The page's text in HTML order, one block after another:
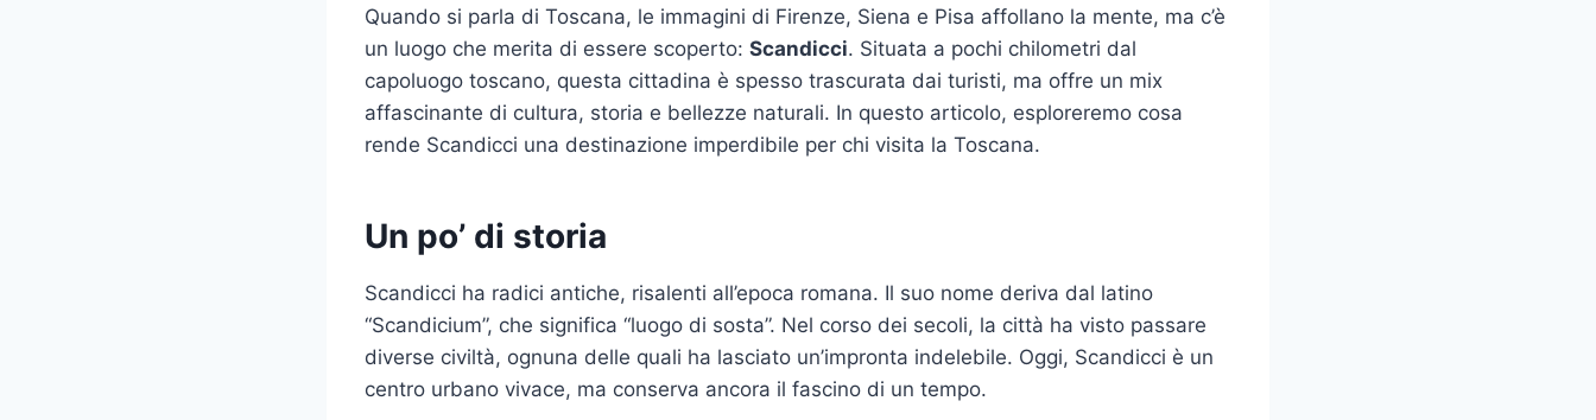
Quando si parla di Toscana, le immagini di Firenze, Siena e Pisa affollano la mente, ma c’è
un luogo che merita di essere scoperto: Scandicci. Situata a pochi chilometri dal
capoluogo toscano, questa cittadina è spesso trascurata dai turisti, ma offre un mix
affascinante di cultura, storia e bellezze naturali. In questo articolo, esploreremo cosa
rende Scandicci una destinazione imperdibile per chi visita la Toscana.
Un po’ di storia
Scandicci ha radici antiche, risalenti all’epoca romana. Il suo nome deriva dal latino
“Scandicium”, che significa “luogo di sosta”. Nel corso dei secoli, la città ha visto passare
diverse civiltà, ognuna delle quali ha lasciato un’impronta indelebile. Oggi, Scandicci è un
centro urbano vivace, ma conserva ancora il fascino di un tempo.